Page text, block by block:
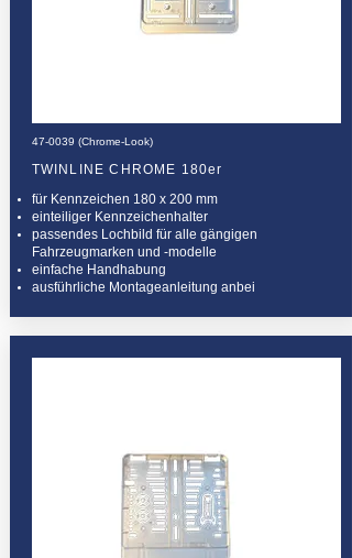
47-0039 (Chrome-Look)
TWINLINE CHROME 180er
für Kennzeichen 180 x 200 mm
einteiliger Kennzeichenhalter
passendes Lochbild für alle gängigen
Fahrzeugmarken und -modelle
einfache Handhabung
ausführliche Montageanleitung anbei